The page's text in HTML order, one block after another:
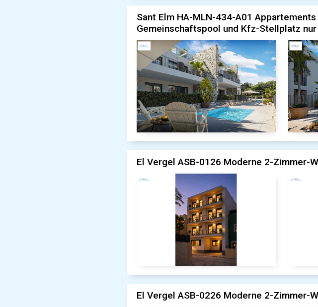
Sant Elm HA-MLN-434-A01
Gemeinschaftspool und Kfz-Stellplatz
El Vergel ASB-0126 Moderne 2-Zimmer-
El Vergel ASB-0226 Moderne 2-Zimmer-